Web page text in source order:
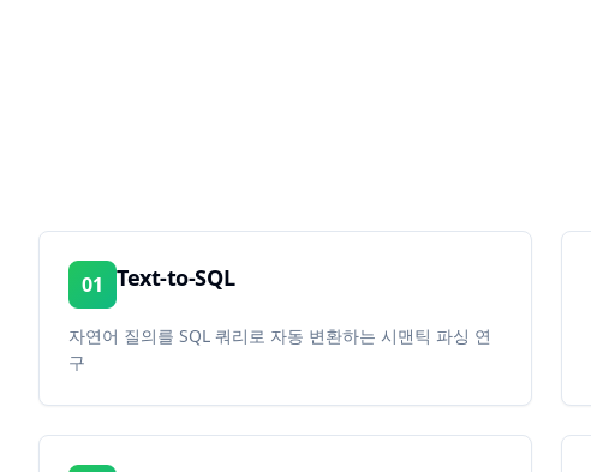
01 Text-to-SQL
자연어 질의를 SQL 쿼리로 자동 변환하는 시맨틱 파싱 연
구